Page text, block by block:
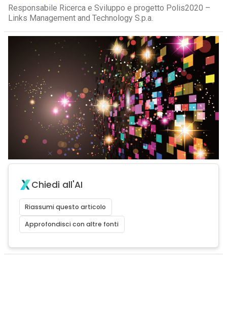
Responsabile Ricerca e Sviluppo e progetto Polis2020 –
Links Management and Technology S.p.a.
Chiedi all'AI
Riassumi questo articolo
Approfondisci con altre fonti